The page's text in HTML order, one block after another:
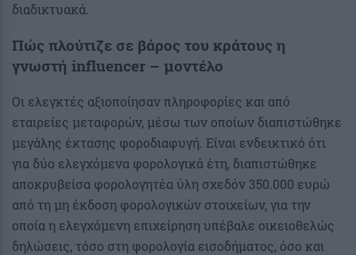
διαδικτυακά.
Πώς πλούτιζε σε βάρος του κράτους η
γνωστή influencer – μοντέλο
Οι ελεγκτές αξιοποίησαν πληροφορίες και από
εταιρείες μεταφορών, μέσω των οποίων διαπιστώθηκε
μεγάλης έκτασης φοροδιαφυγή. Είναι ενδεικτικό ότι
για δύο ελεγχόμενα φορολογικά έτη, διαπιστώθηκε
αποκρυβείσα φορολογητέα ύλη σχεδόν 350.000 ευρώ
από τη μη έκδοση φορολογικών στοιχείων, για την
οποία η ελεγχόμενη επιχείρηση υπέβαλε οικειοθελώς
δηλώσεις, τόσο στη φορολογία εισοδήματος, όσο και